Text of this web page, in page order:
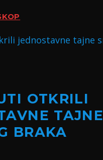
OTKRILI
TAJNE
BRAKA